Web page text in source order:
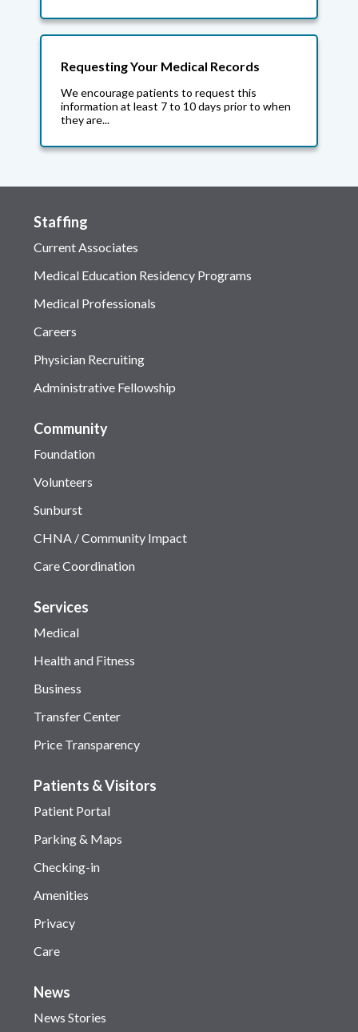
Requesting Your Medical Records
We encourage patients to request this
information at least 7 to 10 days prior to when
they are...
Staffing
Current Associates
Medical Education Residency Programs
Medical Professionals
Careers
Physician Recruiting
Administrative Fellowship
Community
Foundation
Volunteers
Sunburst
CHNA / Community Impact
Care Coordination
Services
Medical
Health and Fitness
Business
Transfer Center
Price Transparency
Patients & Visitors
Patient Portal
Parking & Maps
Checking-in
Amenities
Privacy
Care
News
News Stories